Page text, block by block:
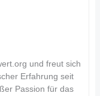
und freut sich
Erfahrung seit
Passion für das